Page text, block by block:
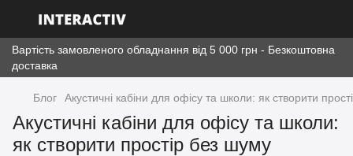
Вартість замовленого обладнання від 5 000 грн - Безкоштовна
доставка
Блог Акустичні кабіни для офісу та школи: як створити
Акустичні кабіни для офісу та школи:
як створити простір без шуму